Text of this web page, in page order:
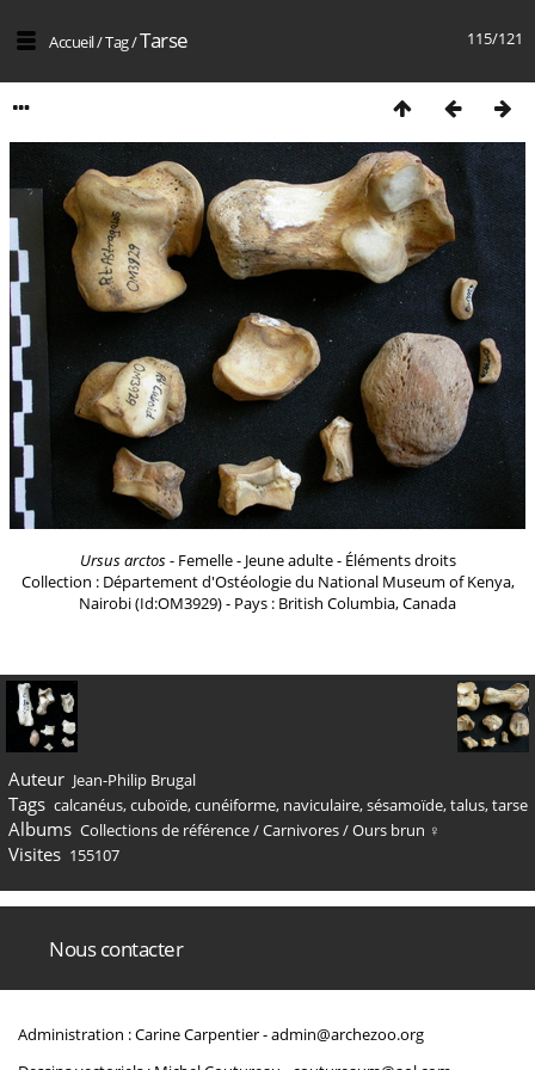
115/121
Accueil/Tag/Tarse
Ursus arctos- Femelle - Jeune adulte - Éléments droits
Collection : Département d'Ostéologie du National Museum of Kenya,
Nairobi (Id:OM3929) - Pays : British Columbia, Canada
Auteur Jean-Philip Brugal
Tags calcanéus,cuboïde,cunéiforme, naviculaire,sésamoïde,talus,tarse
Albums Collections de référence/Carnivores/Ours brun ♀
Visites 155107
Nous contacter
Administration : Carine Carpentier -admin@archezoo.org